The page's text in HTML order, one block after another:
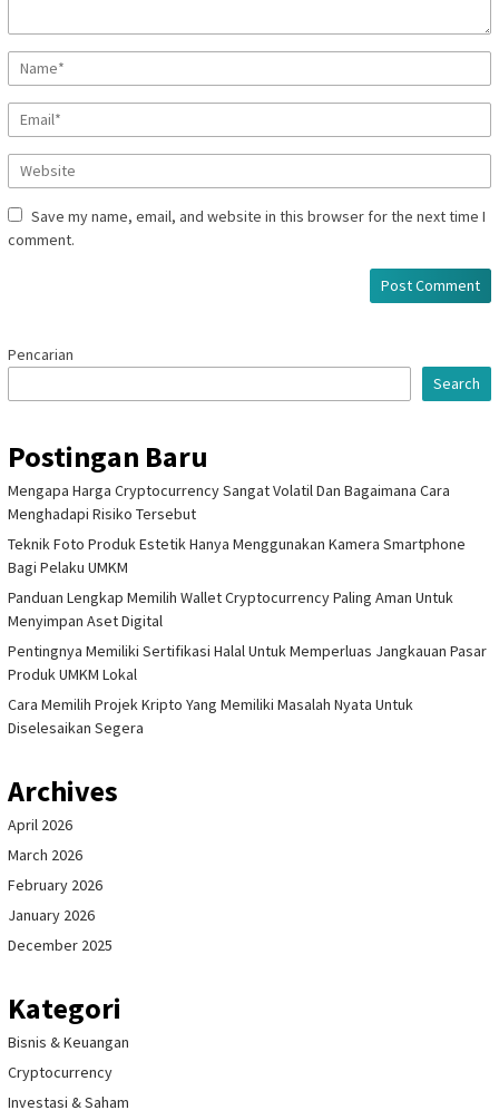
Save my name, email, and website in this browser for the next time I
comment.
Pencarian
Search
Postingan Baru
Mengapa Harga Cryptocurrency Sangat Volatil Dan Bagaimana Cara
Menghadapi Risiko Tersebut
Teknik Foto Produk Estetik Hanya Menggunakan Kamera Smartphone
Bagi Pelaku UMKM
Panduan Lengkap Memilih Wallet Cryptocurrency Paling Aman Untuk
Menyimpan Aset Digital
Pentingnya Memiliki Sertifikasi Halal Untuk Memperluas Jangkauan Pasar
Produk UMKM Lokal
Cara Memilih Projek Kripto Yang Memiliki Masalah Nyata Untuk
Diselesaikan Segera
Archives
April 2026
March 2026
February 2026
January 2026
December 2025
Kategori
Bisnis & Keuangan
Cryptocurrency
Investasi & Saham